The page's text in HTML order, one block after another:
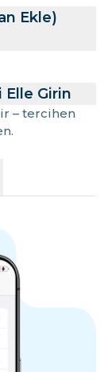
Ekle)
Elle Girin
– tercihen